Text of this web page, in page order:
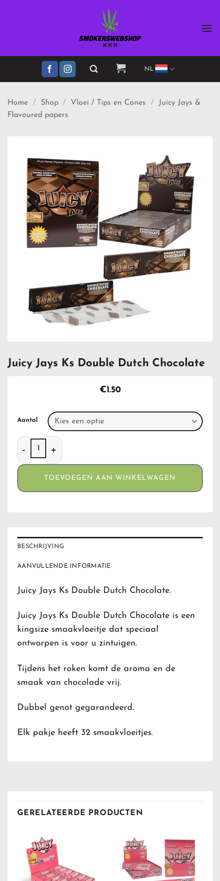
NL
Home / Shop / Vloei / Tips en Cones /
Juicy Jays &
Flavoured papers
Juicy Jays Ks Double Dutch Chocolate
€1.50
Aantal
Juicy Jays Ks Double Dutch Chocolate aantal
TOEVOEGEN AAN WINKELWAGEN
BESCHRIJVING
AANVULLENDE INFORMATIE
Juicy Jays Ks Double Dutch Chocolate.
Juicy Jays Ks Double Dutch Chocolate is een
kingsize smaakvloeitje dat speciaal
ontworpen is voor u zintuigen.
Tijdens het roken komt de aroma en de
smaak van chocolade vrij.
Dubbel genot gegarandeerd.
Elk pakje heeft 32 smaakvloeitjes.
GERELATEERDE PRODUCTEN